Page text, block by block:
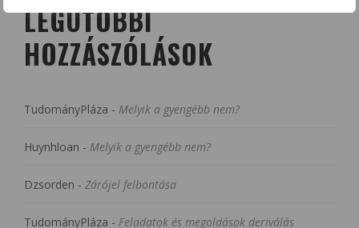
LEGUTÓBBI
HOZZÁSZÓLÁSOK
TudományPláza - Melyik a gyengébb nem?
Huynhloan - Melyik a gyengébb nem?
Dzsorden - Zárójel felbontása
TudományPláza - Feladatok és megoldások deriválás